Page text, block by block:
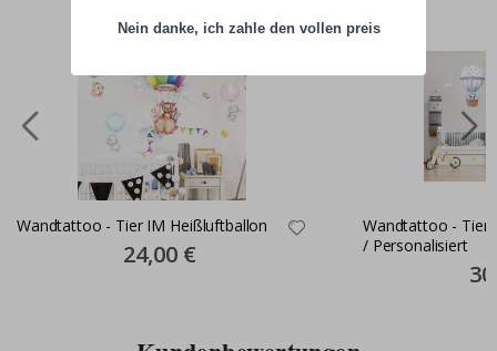
Wandtattoo - Tier IM Heißluftballon
Special
Price
24,00 €
Wandtattoo -
/ Personalisiert
Nein danke, ich zahle den vollen preis